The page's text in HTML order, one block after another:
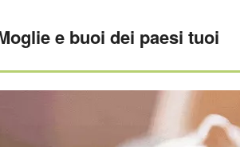
e buoi dei paesi tuoi